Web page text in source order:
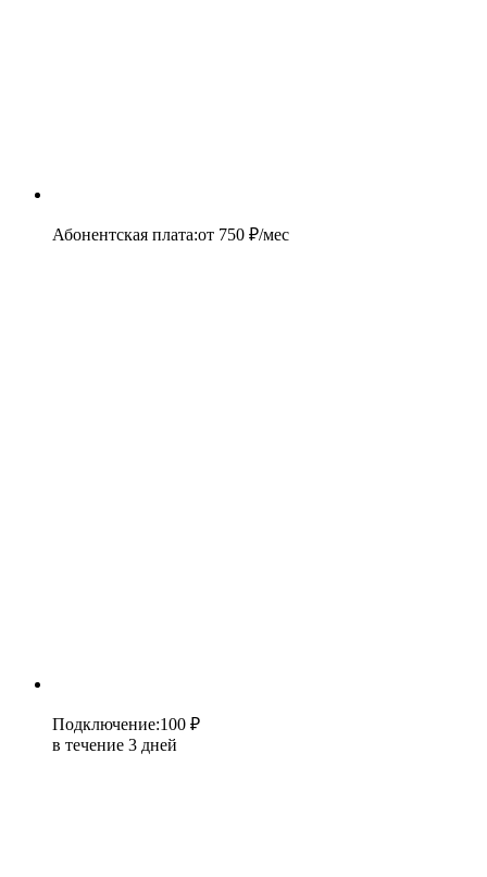
Абонентская плата:от 750 ₽/мес
Подключение:100 ₽
в течение 3 дней